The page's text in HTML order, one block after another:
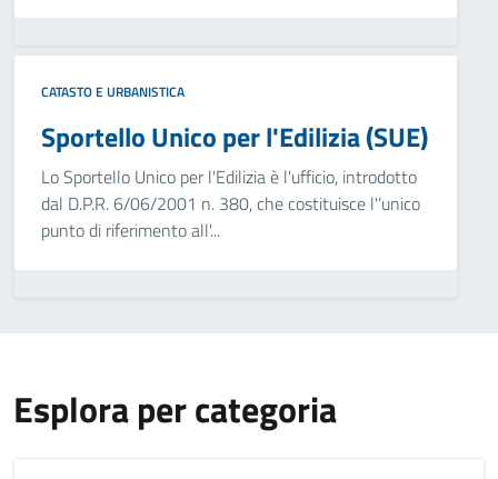
CATASTO E URBANISTICA
Sportello Unico per l'Edilizia (SUE)
Lo Sportello Unico per l'Edilizia è l'ufficio, introdotto
dal D.P.R. 6/06/2001 n. 380, che costituisce l'’unico
punto di riferimento all'...
Esplora per categoria